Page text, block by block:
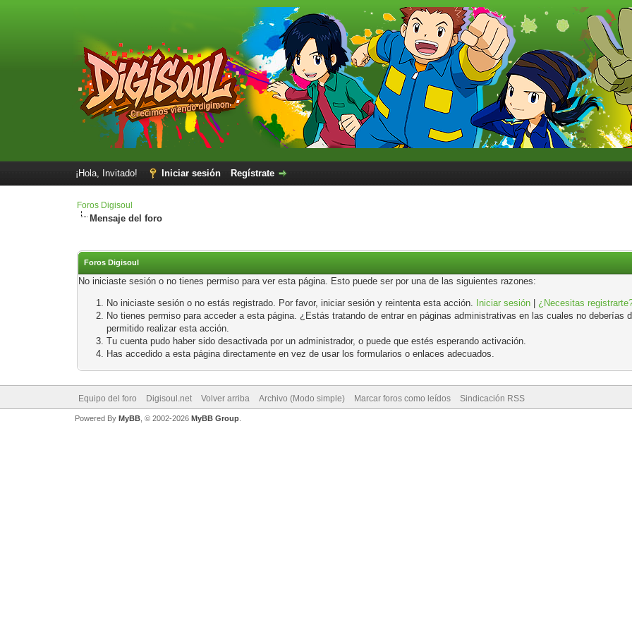
¡Hola, Invitado! Iniciar sesión Regístrate
Foros Digisoul
Mensaje del foro
Foros Digisoul
No iniciaste sesión o no tienes permiso para ver esta página. Esto puede ser por una de las siguientes razones:
No iniciaste sesión o no estás registrado. Por favor, iniciar sesión y reintenta esta acción. Iniciar sesión |¿Necesitas
No tienes permiso para acceder a esta página. ¿Estás tratando de entrar en páginas administrativas en las cuales no
permitido realizar esta acción.
Tu cuenta pudo haber sido desactivada por un administrador, o puede que estés esperando activación.
Has accedido a esta página directamente en vez de usar los formularios o enlaces adecuados.
Equipo del foro Digisoul.net Volver arriba Archivo (Modo simple) Marcar foros como leídos Sindicación RSS
Powered By MyBB, © 2002-2026 MyBB Group.